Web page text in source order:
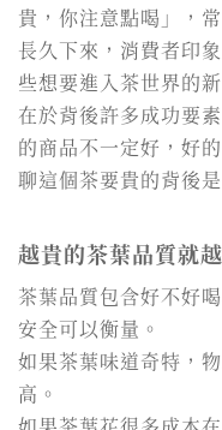
貴，你注意點喝」，
長久下來，消費者印
些想要進入茶世界的
在於背後許多成功要
的商品不一定好，好
聊這個茶要貴的背後
越貴的茶葉品質就
茶葉品質包含好不好
安全可以衡量。
如果茶葉味道奇特，
高。